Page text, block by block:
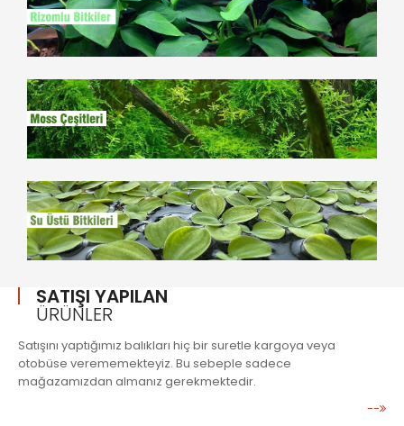
SATIŞI YAPILAN
ÜRÜNLER
Satışını yaptığımız balıkları hiç bir suretle kargoya veya
otobüse verememekteyiz. Bu sebeple sadece
mağazamızdan almanız gerekmektedir.
--